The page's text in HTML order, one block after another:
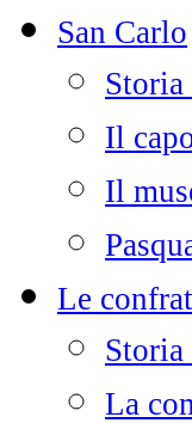
San Carlo
Il
Il
Le
La